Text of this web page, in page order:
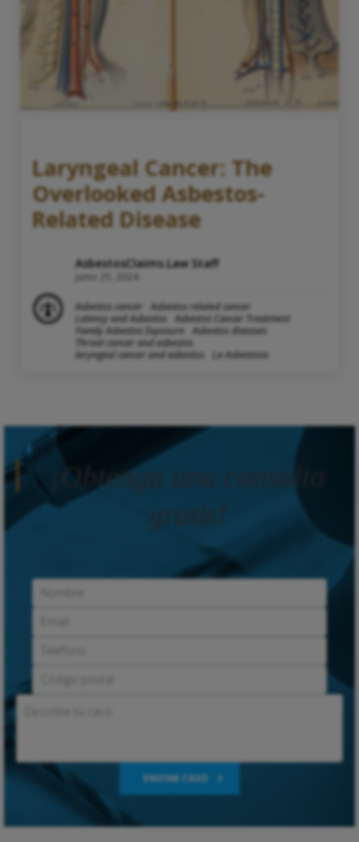
Laryngeal Cancer: The
Overlooked Asbestos-
Related Disease
AsbestosClaims.Law Staff
junio 25, 2024
Asbestos cancer
Asbestos related cancer
Latency and Asbestos
Asbestos Cancer Treatment
Family Asbestos Exposure
Asbestos diseases
Throat cancer and asbestos
laryngeal cancer and asbestos
La Asbestosis
¡Obtenga una consulta
ENVIAR CASO